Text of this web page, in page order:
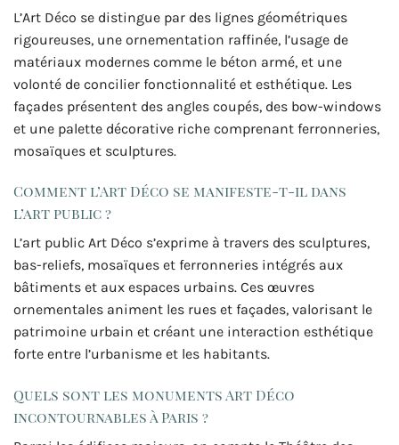
L’Art Déco se distingue par des lignes géométriques
rigoureuses, une ornementation raffinée, l’usage de
matériaux modernes comme le béton armé, et une
volonté de concilier fonctionnalité et esthétique. Les
façades présentent des angles coupés, des bow-windows
et une palette décorative riche comprenant ferronneries,
mosaïques et sculptures.
Comment l’Art Déco se manifeste-t-il dans
l’art public ?
L’art public Art Déco s’exprime à travers des sculptures,
bas-reliefs, mosaïques et ferronneries intégrés aux
bâtiments et aux espaces urbains. Ces œuvres
ornementales animent les rues et façades, valorisant le
patrimoine urbain et créant une interaction esthétique
forte entre l’urbanisme et les habitants.
Quels sont les monuments Art Déco
incontournables à Paris ?